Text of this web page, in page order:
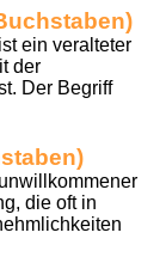
ein veralteter
der
Der Begriff
die oft in